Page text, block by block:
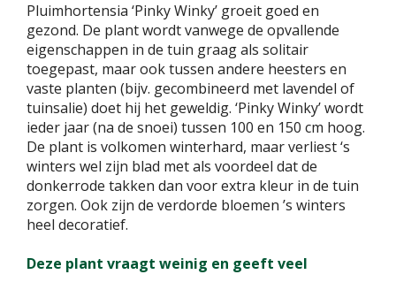
Pluimhortensia ‘Pinky Winky’ groeit goed en
gezond. De plant wordt vanwege de opvallende
eigenschappen in de tuin graag als solitair
toegepast, maar ook tussen andere heesters en
vaste planten (bijv. gecombineerd met lavendel of
tuinsalie) doet hij het geweldig. ‘Pinky Winky’ wordt
ieder jaar (na de snoei) tussen 100 en 150 cm hoog.
De plant is volkomen winterhard, maar verliest ‘s
winters wel zijn blad met als voordeel dat de
donkerrode takken dan voor extra kleur in de tuin
zorgen. Ook zijn de verdorde bloemen ’s winters
heel decoratief.
Deze plant vraagt weinig en geeft veel